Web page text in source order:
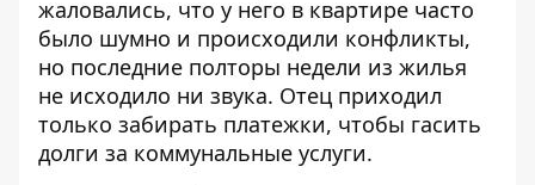
жаловались, что у него в квартире часто
было шумно и происходили конфликты,
но последние полторы недели из жилья
не исходило ни звука. Отец приходил
только забирать платежки, чтобы гасить
долги за коммунальные услуги.